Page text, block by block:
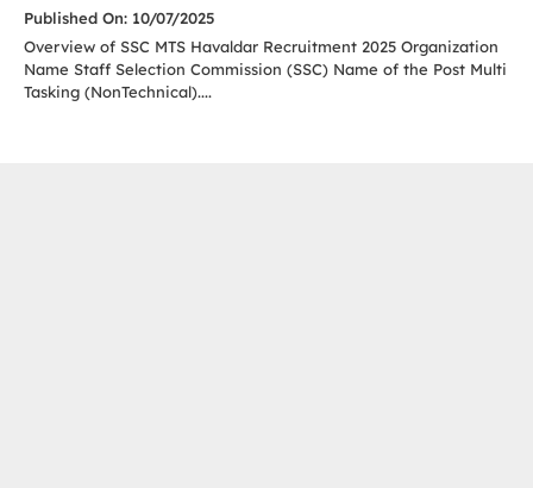
Published On: 10/07/2025
Overview of SSC MTS Havaldar Recruitment 2025 Organization
Name Staff Selection Commission (SSC) Name of the Post Multi
Tasking (NonTechnical)....